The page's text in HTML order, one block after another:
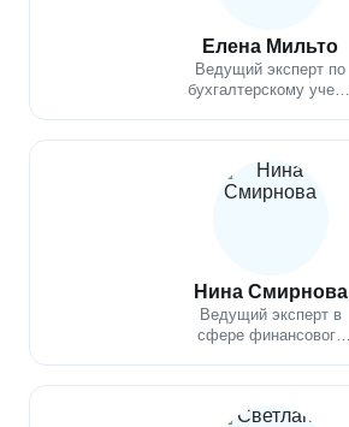
Елена Мильто
Ведущий эксперт по
бухгалтерскому учету,
Нина Смирнова
Ведущий эксперт в
сфере финансового
управления рисками